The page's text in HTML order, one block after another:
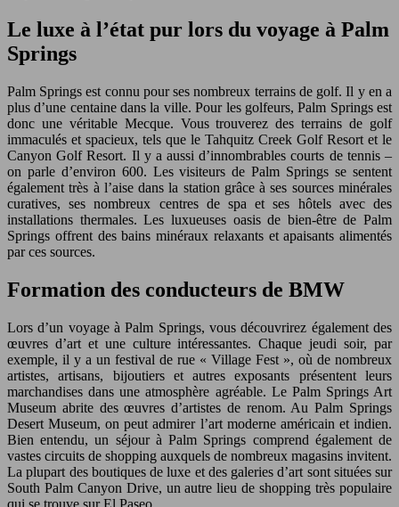
Le luxe à l’état pur lors du voyage à Palm
Springs
Palm Springs est connu pour ses nombreux terrains de golf. Il y en a
plus d’une centaine dans la ville. Pour les golfeurs, Palm Springs est
donc une véritable Mecque. Vous trouverez des terrains de golf
immaculés et spacieux, tels que le Tahquitz Creek Golf Resort et le
Canyon Golf Resort. Il y a aussi d’innombrables courts de tennis –
on parle d’environ 600. Les visiteurs de Palm Springs se sentent
également très à l’aise dans la station grâce à ses sources minérales
curatives, ses nombreux centres de spa et ses hôtels avec des
installations thermales. Les luxueuses oasis de bien-être de Palm
Springs offrent des bains minéraux relaxants et apaisants alimentés
par ces sources.
Formation des conducteurs de BMW
Lors d’un voyage à Palm Springs, vous découvrirez également des
œuvres d’art et une culture intéressantes. Chaque jeudi soir, par
exemple, il y a un festival de rue « Village Fest », où de nombreux
artistes, artisans, bijoutiers et autres exposants présentent leurs
marchandises dans une atmosphère agréable. Le Palm Springs Art
Museum abrite des œuvres d’artistes de renom. Au Palm Springs
Desert Museum, on peut admirer l’art moderne américain et indien.
Bien entendu, un séjour à Palm Springs comprend également de
vastes circuits de shopping auxquels de nombreux magasins invitent.
La plupart des boutiques de luxe et des galeries d’art sont situées sur
South Palm Canyon Drive, un autre lieu de shopping très populaire
qui se trouve sur El Paseo.